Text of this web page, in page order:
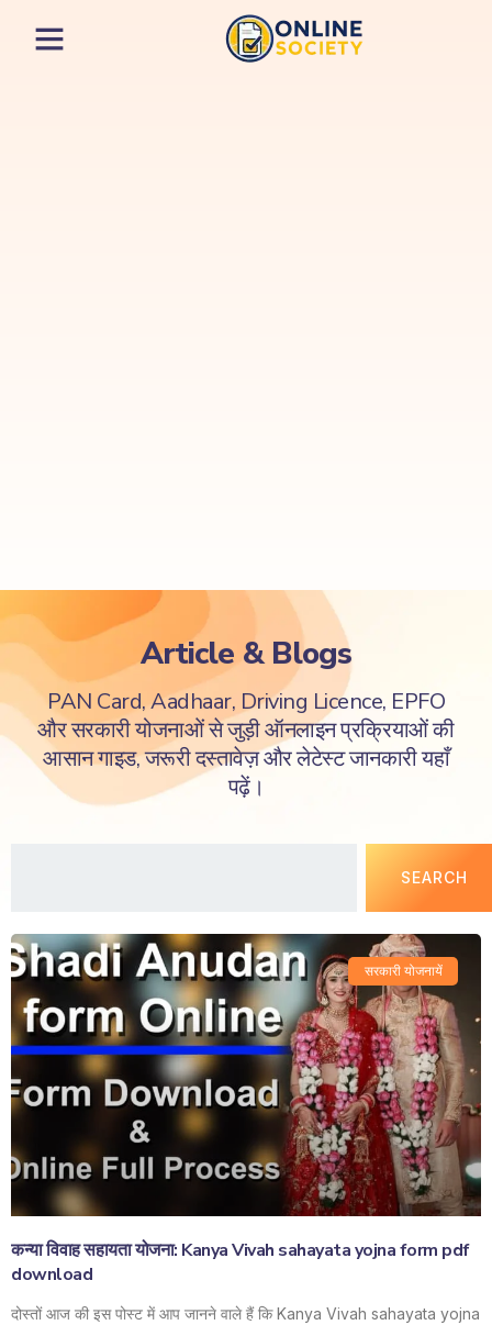
Article & Blogs
PAN Card, Aadhaar, Driving Licence, EPFO
और सरकारी योजनाओं से जुड़ी ऑनलाइन प्रक्रियाओं की
आसान गाइड, जरूरी दस्तावेज़ और लेटेस्ट जानकारी यहाँ
पढ़ें।
SEARCH
सरकारी योजनायें
कन्या विवाह सहायता योजना: Kanya Vivah sahayata yojna form pdf
download
दोस्तों आज की इस पोस्ट में आप जानने वाले हैं कि Kanya Vivah sahayata yojna